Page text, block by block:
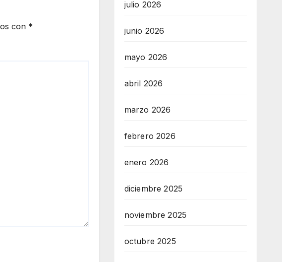
con *
julio 2026
junio 2026
mayo 2026
abril 2026
marzo 2026
febrero 2026
enero 2026
diciembre 2025
noviembre 2025
octubre 2025